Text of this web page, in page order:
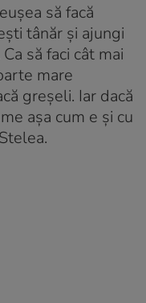
să facă
tânăr și ajungi
să faci cât mai
mare
greșeli. Iar dacă
așa cum e și cu